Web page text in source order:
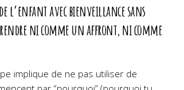
l’enfant avec bienveillance sans
ni comme un affront, ni comme
implique de ne pas utiliser de